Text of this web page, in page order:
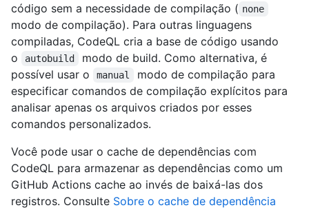
código sem a necessidade de compilação ( none
modo de compilação). Para outras linguagens
compiladas, CodeQL cria a base de código usando
o
autobuild
modo de build. Como alternativa, é
possível usar o
manual
modo de compilação para
especificar comandos de compilação explícitos para
analisar apenas os arquivos criados por esses
comandos personalizados.
Você pode usar o cache de dependências com
CodeQL para armazenar as dependências como um
GitHub Actions cache ao invés de baixá-las dos
registros. Consulte Sobre o cache de dependência